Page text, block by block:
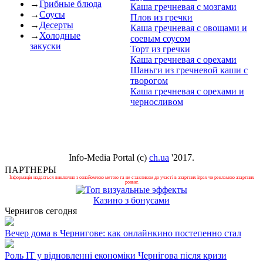
→Грибные блюда
→Соусы
→ Десерты
→ Холодные
закуски
Каша гречневая с мозгами
Плов из гречки
Каша гречневая с овощами и
соевым соусом
Торт из гречки
Каша гречневая с орехами
Шаньги из гречневой каши с
творогом
Каша гречневая с орехами и
черносливом
Info-Media Portal (c) ch.ua '2017.
ПАРТНЕРЫ
Інформація надається виключно з ознайомчою метою та не є закликом до участі в азартних іграх чи рекламою азартних
розваг.
Казино з бонусами
Чернигов сегодня
Вечер дома в Чернигове: как онлайнкино постепенно стал
Роль ІТ у відновленні економіки Чернігова після кризи